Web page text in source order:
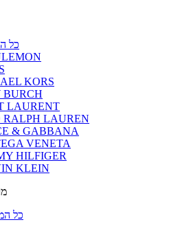
כל
KORS
BURCH
LAURENT
RALPH LAUREN
& GABBANA
VENETA
HILFIGER
KLEIN
כל